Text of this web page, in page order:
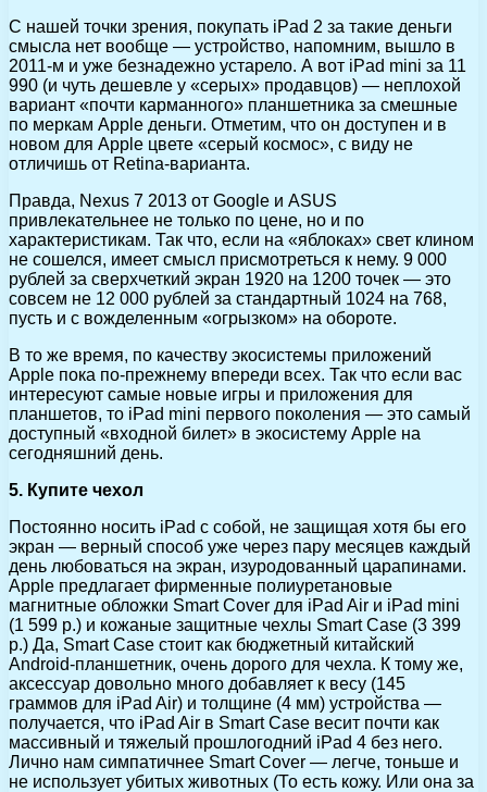
C нашей точки зрения, покупать iPad 2 за такие деньги
смысла нет вообще — устройство, напомним, вышло в
2011-м и уже безнадежно устарело. А вот iPad mini за 11
990 (и чуть дешевле у «серых» продавцов) — неплохой
вариант «почти карманного» планшетника за смешные
по меркам Apple деньги. Отметим, что он доступен и в
новом для Apple цвете «серый космос», с виду не
отличишь от Retina-варианта.
Правда, Nexus 7 2013 от Google и ASUS
привлекательнее не только по цене, но и по
характеристикам. Так что, если на «яблоках» свет клином
не сошелся, имеет смысл присмотреться к нему. 9 000
рублей за сверхчеткий экран 1920 на 1200 точек — это
совсем не 12 000 рублей за стандартный 1024 на 768,
пусть и с вожделенным «огрызком» на обороте.
В то же время, по качеству экосистемы приложений
Apple пока по-прежнему впереди всех. Так что если вас
интересуют самые новые игры и приложения для
планшетов, то iPad mini первого поколения — это самый
доступный «входной билет» в экосистему Apple на
сегодняшний день.
5. Купите чехол
Постоянно носить iPad с собой, не защищая хотя бы его
экран — верный способ уже через пару месяцев каждый
день любоваться на экран, изуродованный царапинами.
Apple предлагает фирменные полиуретановые
магнитные обложки Smart Cover для iPad Air и iPad mini
(1 599 р.) и кожаные защитные чехлы Smart Case (3 399
р.) Да, Smart Case стоит как бюджетный китайский
Android-планшетник, очень дорого для чехла. К тому же,
аксессуар довольно много добавляет к весу (145
граммов для iPad Air) и толщине (4 мм) устройства —
получается, что iPad Air в Smart Case весит почти как
массивный и тяжелый прошлогодний iPad 4 без него.
Лично нам симпатичнее Smart Cover — легче, тоньше и
не использует убитых животных (То есть кожу. Или она за